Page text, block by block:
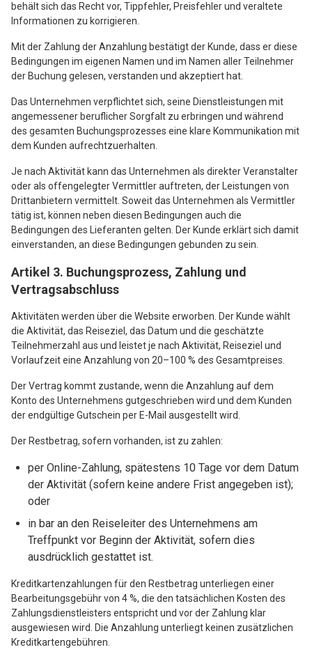
behält sich das Recht vor, Tippfehler, Preisfehler und veraltete
Informationen zu korrigieren.
Mit der Zahlung der Anzahlung bestätigt der Kunde, dass er diese
Bedingungen im eigenen Namen und im Namen aller Teilnehmer
der Buchung gelesen, verstanden und akzeptiert hat.
Das Unternehmen verpflichtet sich, seine Dienstleistungen mit
angemessener beruflicher Sorgfalt zu erbringen und während
des gesamten Buchungsprozesses eine klare Kommunikation mit
dem Kunden aufrechtzuerhalten.
Je nach Aktivität kann das Unternehmen als direkter Veranstalter
oder als offengelegter Vermittler auftreten, der Leistungen von
Drittanbietern vermittelt. Soweit das Unternehmen als Vermittler
tätig ist, können neben diesen Bedingungen auch die
Bedingungen des Lieferanten gelten. Der Kunde erklärt sich damit
einverstanden, an diese Bedingungen gebunden zu sein.
Artikel 3. Buchungsprozess, Zahlung und
Vertragsabschluss
Aktivitäten werden über die Website erworben. Der Kunde wählt
die Aktivität, das Reiseziel, das Datum und die geschätzte
Teilnehmerzahl aus und leistet je nach Aktivität, Reiseziel und
Vorlaufzeit eine Anzahlung von 20–100 % des Gesamtpreises.
Der Vertrag kommt zustande, wenn die Anzahlung auf dem
Konto des Unternehmens gutgeschrieben wird und dem Kunden
der endgültige Gutschein per E-Mail ausgestellt wird.
Der Restbetrag, sofern vorhanden, ist zu zahlen:
per Online-Zahlung, spätestens 10 Tage vor dem Datum
der Aktivität (sofern keine andere Frist angegeben ist);
oder
in bar an den Reiseleiter des Unternehmens am
Treffpunkt vor Beginn der Aktivität, sofern dies
ausdrücklich gestattet ist.
Kreditkartenzahlungen für den Restbetrag unterliegen einer
Bearbeitungsgebühr von 4 %, die den tatsächlichen Kosten des
Zahlungsdienstleisters entspricht und vor der Zahlung klar
ausgewiesen wird. Die Anzahlung unterliegt keinen zusätzlichen
Kreditkartengebühren.